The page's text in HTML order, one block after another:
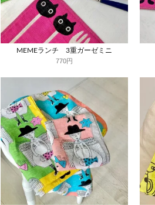
MEMEランチ 3重ガーゼミニ
770円